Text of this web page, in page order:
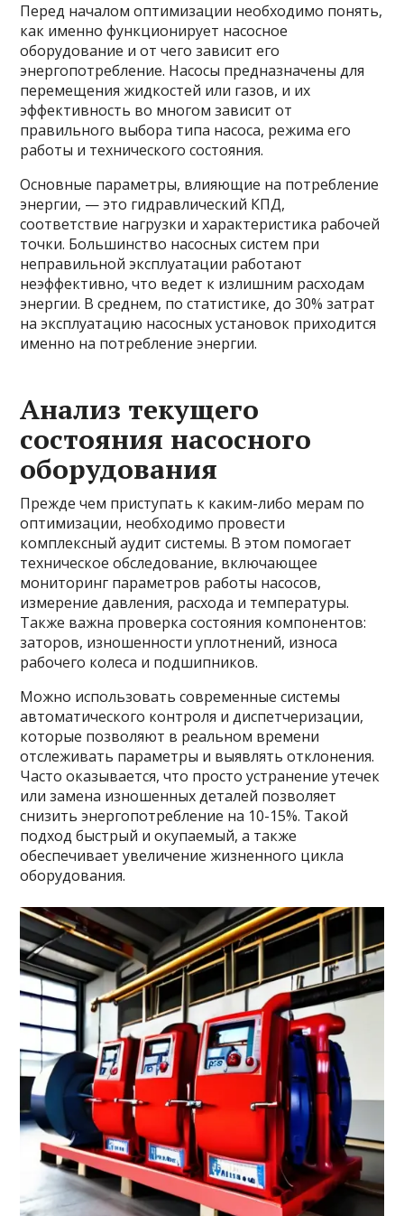
Перед началом оптимизации необходимо понять,
как именно функционирует насосное
оборудование и от чего зависит его
энергопотребление. Насосы предназначены для
перемещения жидкостей или газов, и их
эффективность во многом зависит от
правильного выбора типа насоса, режима его
работы и технического состояния.
Основные параметры, влияющие на потребление
энергии, — это гидравлический КПД,
соответствие нагрузки и характеристика рабочей
точки. Большинство насосных систем при
неправильной эксплуатации работают
неэффективно, что ведет к излишним расходам
энергии. В среднем, по статистике, до 30% затрат
на эксплуатацию насосных установок приходится
именно на потребление энергии.
Анализ текущего
состояния насосного
оборудования
Прежде чем приступать к каким-либо мерам по
оптимизации, необходимо провести
комплексный аудит системы. В этом помогает
техническое обследование, включающее
мониторинг параметров работы насосов,
измерение давления, расхода и температуры.
Также важна проверка состояния компонентов:
заторов, изношенности уплотнений, износа
рабочего колеса и подшипников.
Можно использовать современные системы
автоматического контроля и диспетчеризации,
которые позволяют в реальном времени
отслеживать параметры и выявлять отклонения.
Часто оказывается, что просто устранение утечек
или замена изношенных деталей позволяет
снизить энергопотребление на 10-15%. Такой
подход быстрый и окупаемый, а также
обеспечивает увеличение жизненного цикла
оборудования.